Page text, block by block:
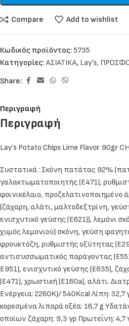
Compare Add to wishlist
Κωδικός προϊόντος: 5735
Κατηγορίες: ΑΣΙΑΤΙΚΑ, Lay's,
Share:
Περιγραφή
Περιγραφή
Lay’s Potato Chips Lime Flavor 90gr
Συστατικά : Σκόνη πατάτας 92%
γαλακτωματοποιητής (E471),
φοινικέλαιο, προζελατινοποιημένο
(ζάχαρη, αλάτι, μαλτοδεξτρίνη,
ενισχυτικό γεύσης (E621)), λεμόνι
χυμός λεμονιού) σκόνη, γεύση
φρουκτόζη, ρυθμιστής οξύτητας
αντισυσσωματικός παράγοντας
E951), ενισχυτικό γεύσης (E635),
(E471), χρωστική (E160a), αλάτι.
Ενέργεια: 2260KJ/ 540Kcal Λίπη:
κορεσμένα λιπαρά οξέα: 16,7 g
οποίων ζάχαρη: 9,3 γρ Πρωτεΐνη: 4,7